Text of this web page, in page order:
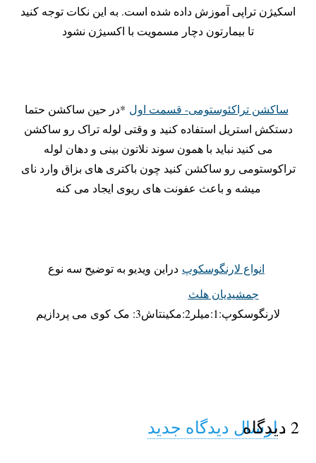
اسکیژن تراپی آموزش داده شده است. به این نکات توجه کنید
تا بیمارتون دچار مسمویت با اکسیژن نشود
ساکشن تراکئوستومی- قسمت اول *در حین ساکشن حتما
دستکش استریل استفاده کنید و وقتی لوله تراک رو ساکشن
می کنید نباید با همون سوند نلاتون بینی و دهان لوله
تراکوستومی رو ساکشن کنید چون باکتری های بزاق وارد نای
میشه و باعث عفونت های ریوی ایجاد می کنه
انواع لارنگوسکوپ
جمشیدیان هلث
دراین ویدیو به توضیح سه نوع
لارنگوسکوپ:1:میلر2:مکینتاش3: مک کوی می پردازیم
2 دیدگاه
. ارسال دیدگاه جدید